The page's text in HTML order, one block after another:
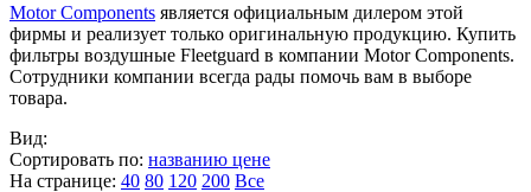
Motor Components является официальным дилером этой
фирмы и реализует только оригинальную продукцию. Купить
фильтры воздушные Fleetguard в компании Motor Components.
Сотрудники компании всегда рады помочь вам в выборе
товара.
Вид:
Сортировать по: названию цене
На странице: 40 80 120 200 Все